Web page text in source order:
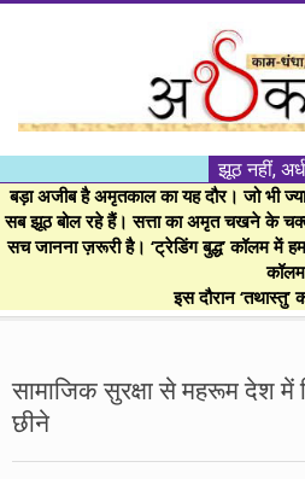
।।
अर्थकाम।।
BE
CLEVER!
झूठ नहीं,
बड़ा अजीब है अमृतकाल का यह दौर। जो भी
सब झूठ बोल रहे हैं। सत्ता का अमृत चखने के
सच जानना ज़रूरी है। ‘ट्रेडिंग बुद्ध’ कॉलम में
इस दौरान ‘तथास्तु’
Menu
सामाजिक सुरक्षा से महरूम देश
छीने